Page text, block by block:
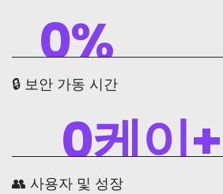
0%
🔒 보안 가동 시간
0케이+
👥 사용자 및 성장